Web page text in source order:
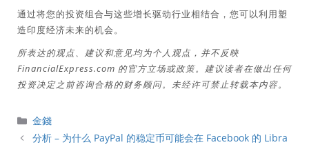
通过将您的投资组合与这些增长驱动行业相结合，您可以利用塑
造印度经济未来的机会。
所表达的观点、建议和意见均为个人观点，并不反映
FinancialExpress.com 的官方立场或政策。建议读者在做出任何
投资决定之前咨询合格的财务顾问。未经许可禁止转载本内容。
分
類
金錢
分析 – 为什么 PayPal 的稳定币可能会在 Facebook 的 Libra